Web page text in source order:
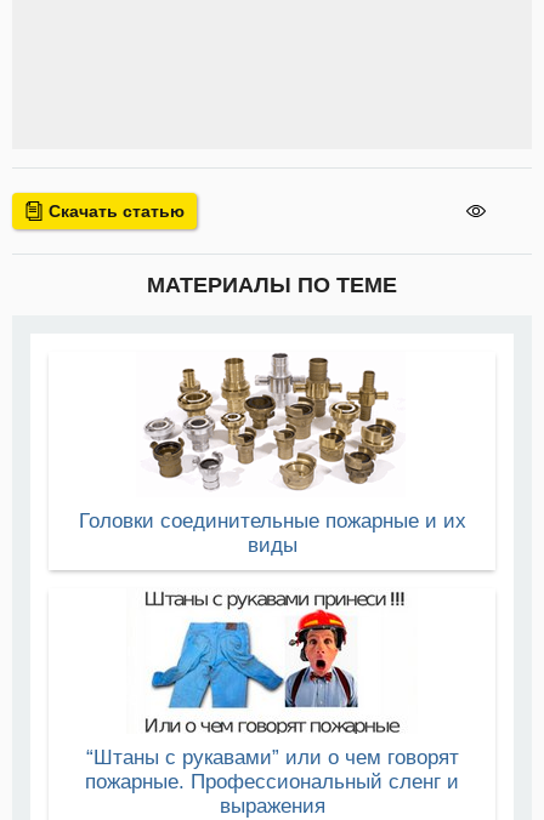
Скачать статью
МАТЕРИАЛЫ ПО ТЕМЕ
Головки соединительные пожарные и их
виды
“Штаны с рукавами” или о чем говорят
пожарные. Профессиональный сленг и
выражения